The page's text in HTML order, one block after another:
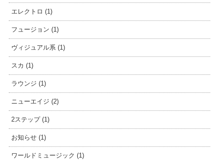
エレクトロ (1)
フュージョン (1)
ヴィジュアル系 (1)
スカ (1)
ラウンジ (1)
ニューエイジ (2)
2ステップ (1)
お知らせ (1)
ワールドミュージック (1)